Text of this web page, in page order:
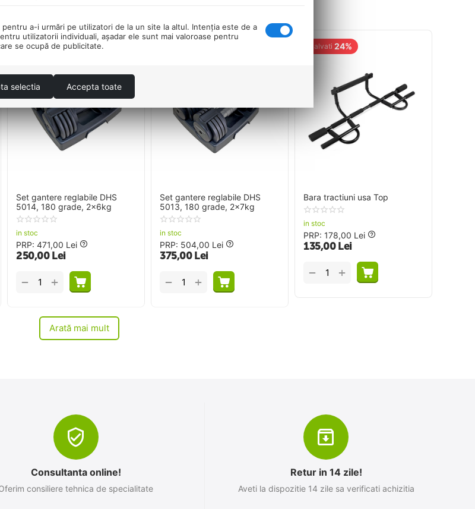
Salvati 47%
Set gantere reglabile DHS
5014, 180 grade, 2x6kg
in stoc
PRP: 471,00 Lei
250,00 Lei
+
−
Set gantere reglabile DHS
5013, 180 grade, 2x7kg
in stoc
PRP: 504,00 Lei
375,00 Lei
+
−
Salvati 24%
Bara tractiuni usa Top
in stoc
PRP: 178,00 Lei
135,00 Lei
+
−
Arată mai mult
Consultanta online!
consiliere tehnica de specialitate
Retur in 14 zile!
Aveti la dispozitie 14 zile sa verificati achizitia
a-i urmări pe utilizatori de la un site la altul. Intenţia este de a
utilizatorii individuali, aşadar ele sunt mai valoroase pentru
se ocupă de publicitate.
selectia Accepta toate